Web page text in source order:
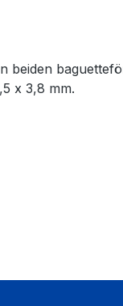
beiden
x 3,8 mm.